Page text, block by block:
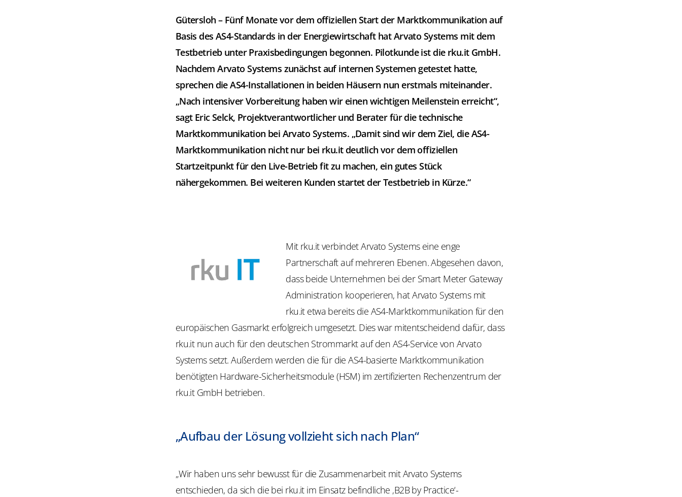
Gütersloh – Fünf Monate vor dem offiziellen Start der Marktkommunikation auf
Basis des AS4-Standards in der Energiewirtschaft hat Arvato Systems mit dem
Testbetrieb unter Praxisbedingungen begonnen. Pilotkunde ist die rku.it GmbH.
Nachdem Arvato Systems zunächst auf internen Systemen getestet hatte,
sprechen die AS4-Installationen in beiden Häusern nun erstmals miteinander.
„Nach intensiver Vorbereitung haben wir einen wichtigen Meilenstein erreicht“,
sagt Eric Selck, Projektverantwortlicher und Berater für die technische
Marktkommunikation bei Arvato Systems. „Damit sind wir dem Ziel, die AS4-
Marktkommunikation nicht nur bei rku.it deutlich vor dem offiziellen
Startzeitpunkt für den Live-Betrieb fit zu machen, ein gutes Stück
nähergekommen. Bei weiteren Kunden startet der Testbetrieb in Kürze.“
Mit rku.it verbindet Arvato Systems eine enge
Partnerschaft auf mehreren Ebenen. Abgesehen davon,
dass beide Unternehmen bei der Smart Meter Gateway
Administration kooperieren, hat Arvato Systems mit
rku.it etwa bereits die AS4-Marktkommunikation für den
europäischen Gasmarkt erfolgreich umgesetzt. Dies war mitentscheidend dafür, dass
rku.it nun auch für den deutschen Strommarkt auf den AS4-Service von Arvato
Systems setzt. Außerdem werden die für die AS4-basierte Marktkommunikation
benötigten Hardware-Sicherheitsmodule (HSM) im zertifizierten Rechenzentrum der
rku.it GmbH betrieben.
„Aufbau der Lösung vollzieht sich nach Plan“
„Wir haben uns sehr bewusst für die Zusammenarbeit mit Arvato Systems
entschieden, da sich die bei rku.it im Einsatz befindliche ‚B2B by Practice‘-